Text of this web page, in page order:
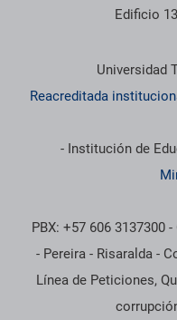
Edificio
Información
Universidad
Reacreditada
- Institución de
PBX: +57 606 3137300
- Pereira - Risaralda -
Línea de Peticiones,